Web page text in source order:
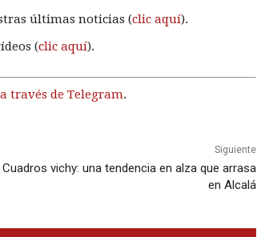
últimas noticias (clic aquí).
(clic aquí).
a través de Telegram.
Siguiente
Cuadros vichy: una tendencia en alza que arrasa
en Alcalá